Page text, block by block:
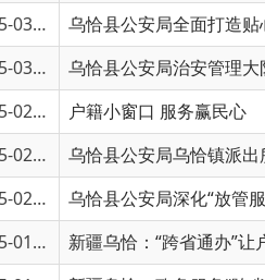
户籍小窗口 服务赢民心
乌恰县公安局乌恰镇派出所持续开展
乌恰县公安局深化“放管服”改革，推动
新疆乌恰：“跨省通办”让户口迁移跑出
新疆乌恰：政务服务“跨省通办”，让异
“延时办•指尖办•随时办”解锁政务服务
论农村集体经济组织成员身份确认的